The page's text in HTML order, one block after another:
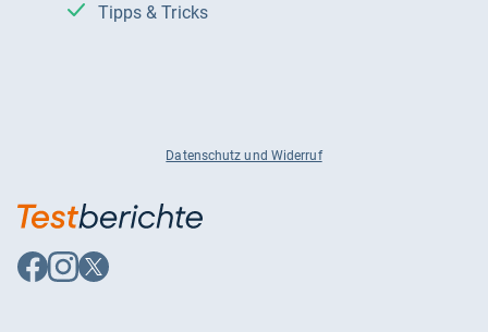
Tipps & Tricks
Datenschutz und Widerruf
Auf
Facebook
Auf
Instagram
Auf
X